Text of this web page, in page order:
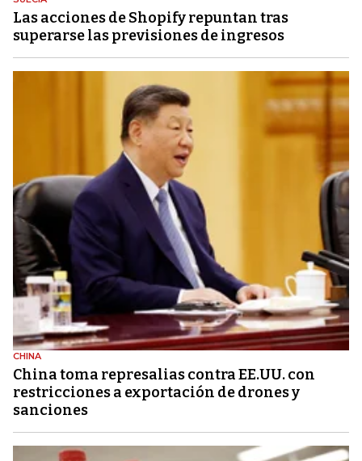
Las acciones de Shopify repuntan tras
superarse las previsiones de ingresos
CHINA
China toma represalias contra EE.UU. con
restricciones a exportación de drones y
sanciones